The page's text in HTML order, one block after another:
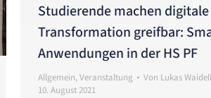
Studierende machen digitale
Transformation greifbar:
Anwendungen in der HS PF
Allgemein,Veranstaltung Von Lukas
10. August 2021